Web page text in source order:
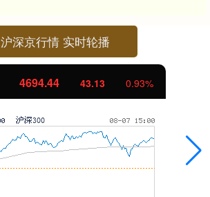
沪深京行情 实时轮播
4694.44 43.13 0.93%